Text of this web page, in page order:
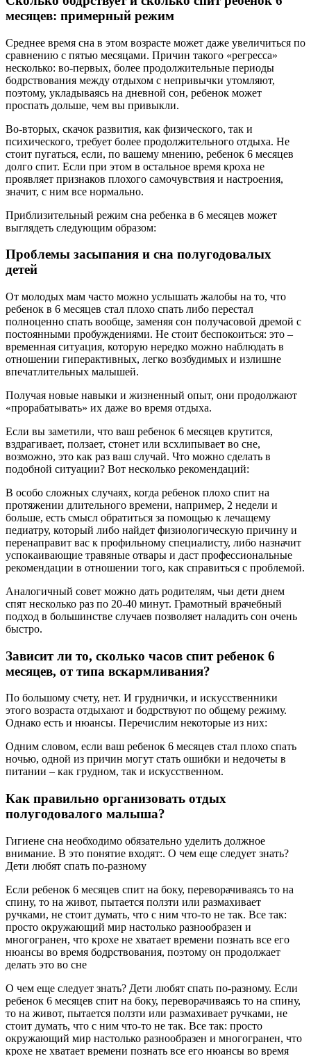
месяцев: примерный режим
Среднее время сна в этом возрасте может даже увеличиться по
сравнению с пятью месяцами. Причин такого «регресса»
несколько: во-первых, более продолжительные периоды
бодрствования между отдыхом с непривычки утомляют,
поэтому, укладываясь на дневной сон, ребенок может
проспать дольше, чем вы привыкли.
Во-вторых, скачок развития, как физического, так и
психического, требует более продолжительного отдыха. Не
стоит пугаться, если, по вашему мнению, ребенок 6 месяцев
долго спит. Если при этом в остальное время кроха не
проявляет признаков плохого самочувствия и настроения,
значит, с ним все нормально.
Приблизительный режим сна ребенка в 6 месяцев может
выглядеть следующим образом:
Проблемы засыпания и сна полугодовалых
детей
От молодых мам часто можно услышать жалобы на то, что
ребенок в 6 месяцев стал плохо спать либо перестал
полноценно спать вообще, заменяя сон получасовой дремой с
постоянными пробуждениями. Не стоит беспокоиться: это –
временная ситуация, которую нередко можно наблюдать в
отношении гиперактивных, легко возбудимых и излишне
впечатлительных малышей.
Получая новые навыки и жизненный опыт, они продолжают
«прорабатывать» их даже во время отдыха.
Если вы заметили, что ваш ребенок 6 месяцев крутится,
вздрагивает, ползает, стонет или всхлипывает во сне,
возможно, это как раз ваш случай. Что можно сделать в
подобной ситуации? Вот несколько рекомендаций:
В особо сложных случаях, когда ребенок плохо спит на
протяжении длительного времени, например, 2 недели и
больше, есть смысл обратиться за помощью к лечащему
педиатру, который либо найдет физиологическую причину и
перенаправит вас к профильному специалисту, либо назначит
успокаивающие травяные отвары и даст профессиональные
рекомендации в отношении того, как справиться с проблемой.
Аналогичный совет можно дать родителям, чьи дети днем
спят несколько раз по 20-40 минут. Грамотный врачебный
подход в большинстве случаев позволяет наладить сон очень
быстро.
Зависит ли то, сколько часов спит ребенок 6
месяцев, от типа вскармливания?
По большому счету, нет. И груднички, и искусственники
этого возраста отдыхают и бодрствуют по общему режиму.
Однако есть и нюансы. Перечислим некоторые из них:
Одним словом, если ваш ребенок 6 месяцев стал плохо спать
ночью, одной из причин могут стать ошибки и недочеты в
питании – как грудном, так и искусственном.
Как правильно организовать отдых
полугодовалого малыша?
Гигиене сна необходимо обязательно уделить должное
внимание. В это понятие входят:. О чем еще следует знать?
Дети любят спать по-разному
Если ребенок 6 месяцев спит на боку, переворачиваясь то на
спину, то на живот, пытается ползти или размахивает
ручками, не стоит думать, что с ним что-то не так. Все так:
просто окружающий мир настолько разнообразен и
многогранен, что крохе не хватает времени познать все его
нюансы во время бодрствования, поэтому он продолжает
делать это во сне
О чем еще следует знать? Дети любят спать по-разному. Если
ребенок 6 месяцев спит на боку, переворачиваясь то на спину,
то на живот, пытается ползти или размахивает ручками, не
стоит думать, что с ним что-то не так. Все так: просто
окружающий мир настолько разнообразен и многогранен, что
крохе не хватает времени познать все его нюансы во время